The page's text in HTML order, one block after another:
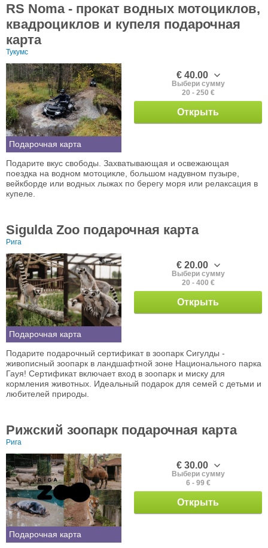
RS Noma - прокат водных мотоциклов,
квадроциклов и купеля подарочная
карта
Тукумс
Подарочная карта
€ 40.00
Выбери сумму
20 - 250 €
Открыть
Подарите вкус свободы. Захватывающая и освежающая
поездка на водном мотоцикле, большом надувном пузыре,
вейкборде или водных лыжах по берегу моря или релаксация в
купеле.
Sigulda Zoo подарочная карта
Рига
Подарочная карта
€ 20.00
Выбери сумму
20 - 400 €
Открыть
Подарите подарочный сертификат в зоопарк Сигулды -
живописный зоопарк в ландшафтной зоне Национального парка
Гауя! Сертификат включает вход в зоопарк и миску для
кормления животных. Идеальный подарок для семей с детьми и
любителей природы.
Рижский зоопарк подарочная карта
Рига
Подарочная карта
€ 30.00
Выбери сумму
6 - 99 €
Открыть